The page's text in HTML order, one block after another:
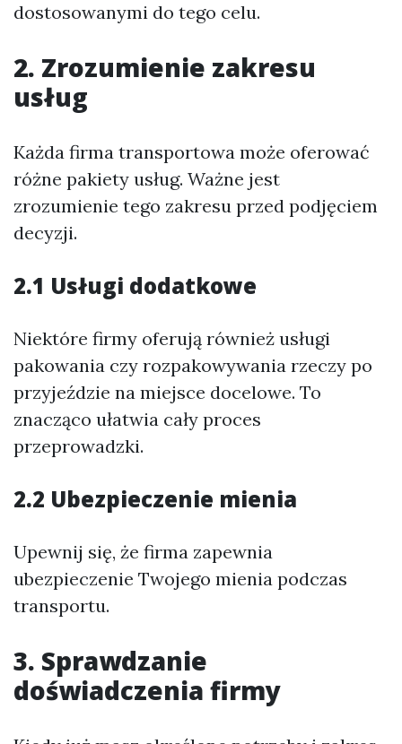
dostosowanymi do tego celu.
2. Zrozumienie zakresu
usług
Każda firma transportowa może oferować
różne pakiety usług. Ważne jest
zrozumienie tego zakresu przed podjęciem
decyzji.
2.1 Usługi dodatkowe
Niektóre firmy oferują również usługi
pakowania czy rozpakowywania rzeczy po
przyjeździe na miejsce docelowe. To
znacząco ułatwia cały proces
przeprowadzki.
2.2 Ubezpieczenie mienia
Upewnij się, że firma zapewnia
ubezpieczenie Twojego mienia podczas
transportu.
3. Sprawdzanie
doświadczenia firmy